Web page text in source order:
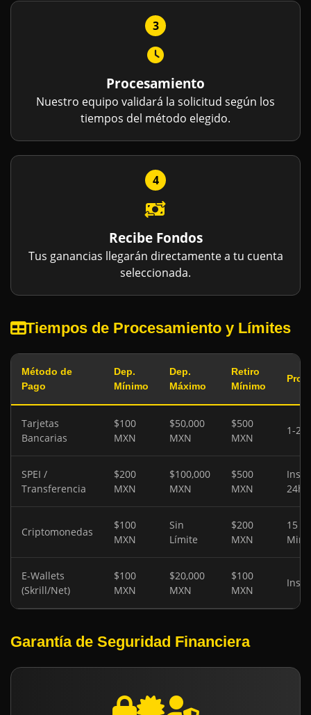
3
Procesamiento
Nuestro equipo validará la solicitud según los
tiempos del método elegido.
4
Recibe Fondos
Tus ganancias llegarán directamente a tu cuenta
seleccionada.
Tiempos de Procesamiento y Límites
Método de
Pago
Dep.
Mínimo
Dep.
Máximo
Retiro
Mínimo
Tarjetas
Bancarias
$100
MXN
$50,000
MXN
$500
MXN
1-2
SPEI /
Transferencia
$200
MXN
$100,000
MXN
$500
MXN
24h
Criptomonedas
$100
MXN
Sin
Límite
$200
MXN
15 -
E-Wallets
(Skrill/Net)
$100
MXN
$20,000
MXN
$100
MXN
Garantía de Seguridad Financiera